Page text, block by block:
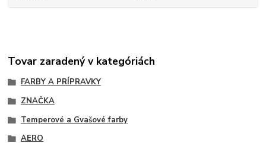
Tovar zaradený v kategóriách
FARBY A PRÍPRAVKY
ZNAČKA
Temperové a Gvašové farby
AERO